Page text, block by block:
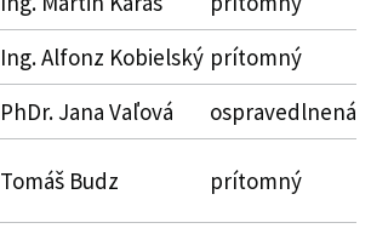
Ing. Alfonz Kobielský prítomný
PhDr. Jana Vaľová
ospravedlnená
Tomáš Budz prítomný